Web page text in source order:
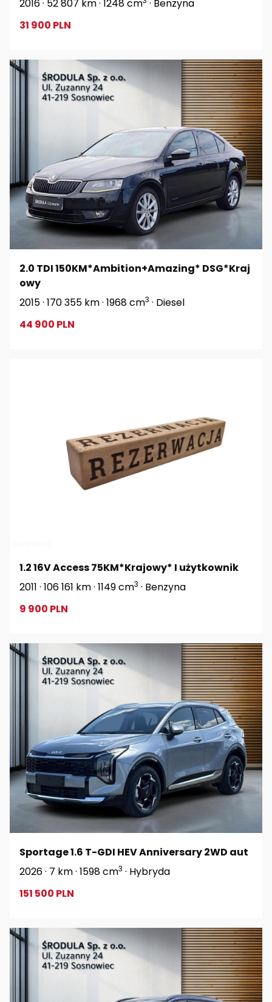
2016 · 52 807 km · 1248 cm · Benzyna
31 900 PLN
2.0 TDI 150KM*Ambition+Amazing* DSG*Kraj
owy
2015 · 170 355 km · 1968 cm3 · Diesel
44 900 PLN
1.2 16V Access 75KM*Krajowy* I użytkownik
2011 · 106 161 km · 1149 cm3 · Benzyna
9 900 PLN
Sportage 1.6 T-GDI HEV Anniversary 2WD aut
2026 · 7 km · 1598 cm3 · Hybryda
151 500 PLN